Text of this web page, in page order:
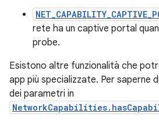
rete ha un captive portal
probe.
Esistono altre funzionalità che
app più specializzate. Per saperne
dei parametri in